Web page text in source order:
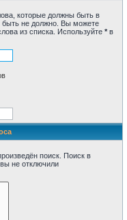
которые должны быть в
быть не должно. Вы можете
из списка. Используйте * в
поиск. Поиск в
не отключили